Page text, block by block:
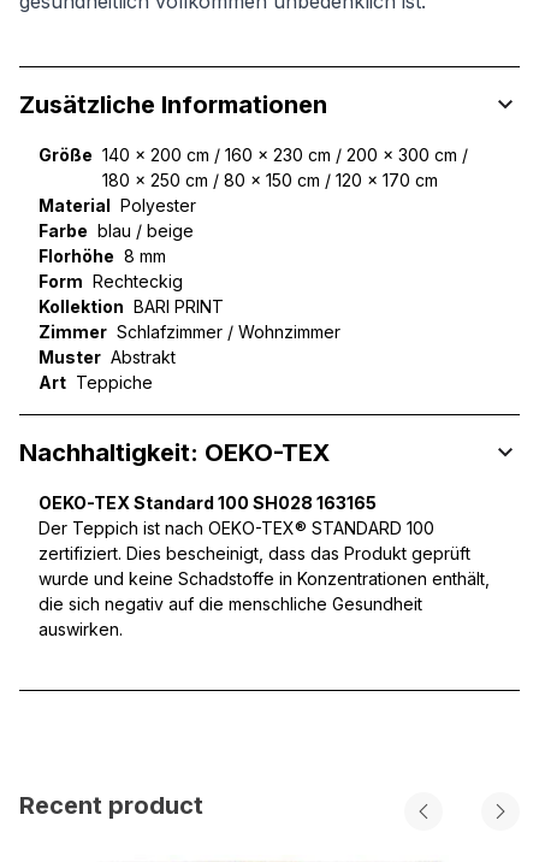
Zusätzliche Informationen
Größe 140 x 200 cm / 160 x 230 cm / 200 x 300 cm /
180 x 250 cm / 80 x 150 cm / 120 x 170 cm
Material Polyester
Farbe blau / beige
Florhöhe 8 mm
Form Rechteckig
Kollektion BARI PRINT
Zimmer Schlafzimmer / Wohnzimmer
Muster Abstrakt
Art Teppiche
Nachhaltigkeit: OEKO-TEX
OEKO-TEX Standard 100 SH028 163165
Der Teppich ist nach OEKO-TEX® STANDARD 100
zertifiziert. Dies bescheinigt, dass das Produkt geprüft
wurde und keine Schadstoffe in Konzentrationen enthält,
die sich negativ auf die menschliche Gesundheit
auswirken.
Recent product